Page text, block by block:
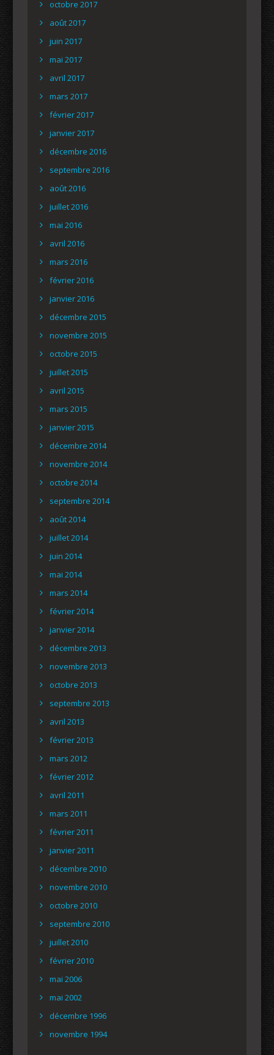
octobre 2017
août 2017
juin 2017
mai 2017
avril 2017
mars 2017
février 2017
janvier 2017
décembre 2016
septembre 2016
août 2016
juillet 2016
mai 2016
avril 2016
mars 2016
février 2016
janvier 2016
décembre 2015
novembre 2015
octobre 2015
juillet 2015
avril 2015
mars 2015
janvier 2015
décembre 2014
novembre 2014
octobre 2014
septembre 2014
août 2014
juillet 2014
juin 2014
mai 2014
mars 2014
février 2014
janvier 2014
décembre 2013
novembre 2013
octobre 2013
septembre 2013
avril 2013
février 2013
mars 2012
février 2012
avril 2011
mars 2011
février 2011
janvier 2011
décembre 2010
novembre 2010
octobre 2010
septembre 2010
juillet 2010
février 2010
mai 2006
mai 2002
décembre 1996
novembre 1994